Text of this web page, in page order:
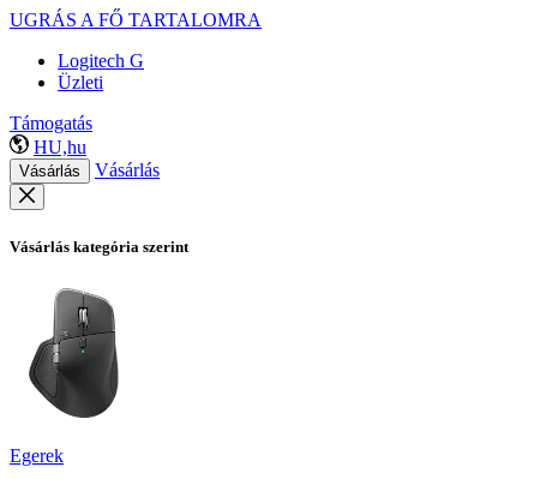
UGRÁS A FŐ TARTALOMRA
Logitech G
Üzleti
Támogatás
HU,hu
Vásárlás Vásárlás
Vásárlás kategória szerint
Egerek